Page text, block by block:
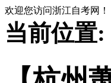
欢迎您访问浙江自考网
当前位置: